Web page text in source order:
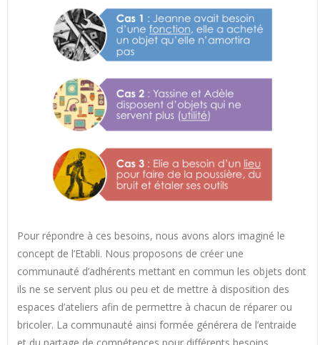
Pour répondre à ces besoins, nous avons alors imaginé le
concept de l’Etabli. Nous proposons de créer une
communauté d’adhérents mettant en commun les objets dont
ils ne se servent plus ou peu et de mettre à disposition des
espaces d’ateliers afin de permettre à chacun de réparer ou
bricoler. La communauté ainsi formée générera de l’entraide